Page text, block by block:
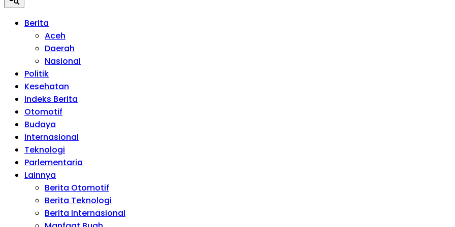
Berita
Aceh
Daerah
Nasional
Politik
Kesehatan
Indeks Berita
Otomotif
Budaya
Internasional
Teknologi
Parlementaria
Lainnya
Berita Otomotif
Berita Teknologi
Berita Internasional